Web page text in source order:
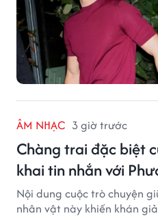
ÂM NHẠC 3 giờ trước
Chàng trai đặc biệt
khai tin nhắn với
Nội dung cuộc trò chuyện
nhân vật này khiến khán